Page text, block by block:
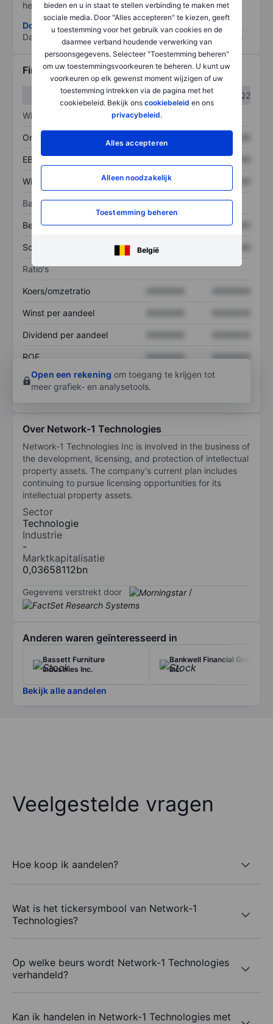
bieden en u in staat te stellen verbinding te maken met
sociale media. Door "Alles accepteren" te kiezen, geeft
u toestemming voor het gebruik van cookies en de
daarmee verband houdende verwerking van
persoonsgegevens. Selecteer "Toestemming beheren"
om uw toestemmingsvoorkeuren te beheren. U kunt uw
voorkeuren op elk gewenst moment wijzigen of uw
toestemming intrekken via de pagina met het
cookiebeleid. Bekijk ons cookiebeleid en ons
privacybeleid.
Alles accepteren
Alleen noodzakelijk
Toestemming beheren
België
het grootste risico).
Download de ESG-risicomethodologie
Data provided by
Financiële gegevens
Q1
Q2
Winst/verlies
Omzet
EBITDA XXXXXXX XXXXXXX
Winst XXXXXXX
Balans
Bezittingen XXXXXXX XXXXXXX
Schulden XXXXXXX
Ratio's
Koers/omzetratio
Winst per aandeel
Dividend per aandeel
ROE XXXXXXX
XXXXXXX
Open een rekening om toegang te krijgen tot
meer grafiek- en analysetools.
Over Network-1 Technologies
Network-1 Technologies Inc is involved in the business of
the development, licensing, and protection of intellectual
property assets. The company's current plan includes
continuing to pursue licensing opportunities for its
intellectual property assets.
Sector
Technologie
Industrie
-
Marktkapitalisatie
0,03658112bn
Gegevens verstrekt door /
Anderen waren geïnteresseerd in
Bassett Furniture
Industries Inc.
Bankwell Financial Group
Inc.
Bekijk alle aandelen
Veelgestelde vragen
Hoe koop ik aandelen?
Wat is het tickersymbool van Network-1
Technologies?
Op welke beurs wordt Network-1 Technologies
verhandeld?
Kan ik handelen in Network-1 Technologies met